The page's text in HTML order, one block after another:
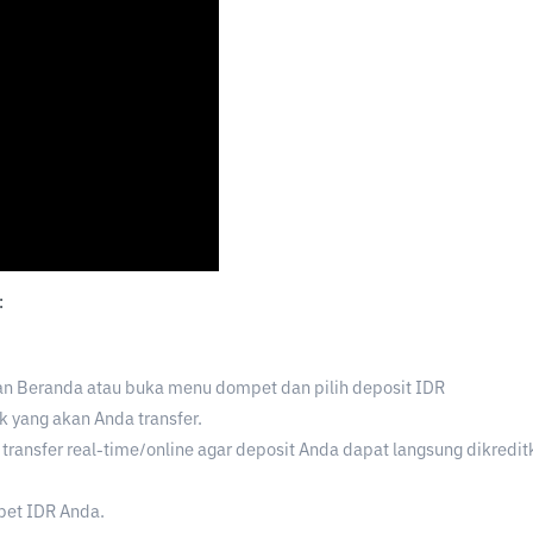
Beranda atau buka menu dompet dan pilih deposit IDR
yang akan Anda transfer.
real-time/online agar deposit Anda dapat langsung
IDR Anda.